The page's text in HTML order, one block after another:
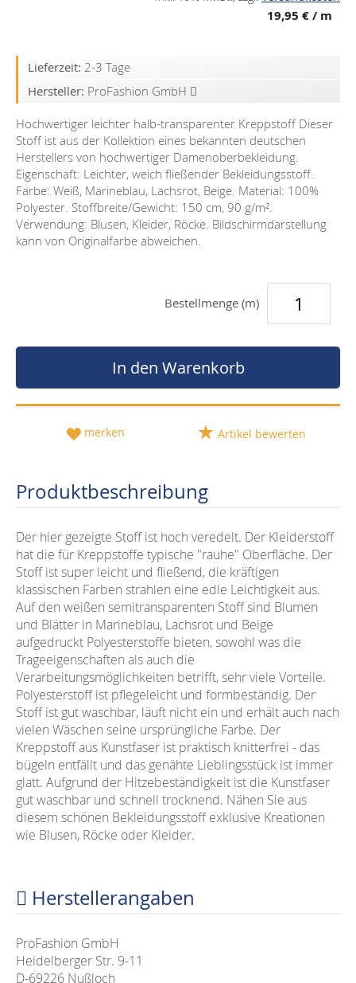
19,95 €/ m
Lieferzeit: 2-3 Tage
Hersteller: ProFashion GmbH
Hochwertiger leichter halb-transparenter Kreppstoff Dieser
Stoff ist aus der Kollektion eines bekannten deutschen
Herstellers von hochwertiger Damenoberbekleidung.
Eigenschaft: Leichter, weich fließender Bekleidungsstoff.
Farbe: Weiß, Marineblau, Lachsrot, Beige. Material: 100%
Polyester. Stoffbreite/Gewicht: 150 cm, 90 g/m².
Verwendung: Blusen, Kleider, Röcke. Bildschirmdarstellung
kann von Originalfarbe abweichen.
Bestellmenge (m)
In den Warenkorb
merken Artikel bewerten
Produktbeschreibung
Der hier gezeigte Stoff ist hoch veredelt. Der Kleiderstoff
hat die für Kreppstoffe typische "rauhe" Oberfläche. Der
Stoff ist super leicht und fließend, die kräftigen
klassischen Farben strahlen eine edle Leichtigkeit aus.
Auf den weißen semitransparenten Stoff sind Blumen
und Blätter in Marineblau, Lachsrot und Beige
aufgedruckt Polyesterstoffe bieten, sowohl was die
Trageeigenschaften als auch die
Verarbeitungsmöglichkeiten betrifft, sehr viele Vorteile.
Polyesterstoff ist pflegeleicht und formbeständig. Der
Stoff ist gut waschbar, läuft nicht ein und erhält auch nach
vielen Wäschen seine ursprüngliche Farbe. Der
Kreppstoff aus Kunstfaser ist praktisch knitterfrei - das
bügeln entfällt und das genähte Lieblingsstück ist immer
glatt. Aufgrund der Hitzebeständigkeit ist die Kunstfaser
gut waschbar und schnell trocknend. Nähen Sie aus
diesem schönen Bekleidungsstoff exklusive Kreationen
wie Blusen, Röcke oder Kleider.
Herstellerangaben
ProFashion GmbH
Heidelberger Str. 9-11
D-69226 Nußloch